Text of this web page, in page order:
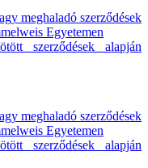
meghaladó szerződések
Egyetemen
szerződések alapján
meghaladó szerződések
Egyetemen
szerződések alapján